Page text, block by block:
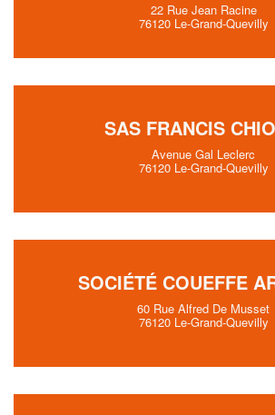
22 Rue Jean Racine
76120 Le-Grand-Quevilly
SAS FRANCIS
Avenue Gal Leclerc
76120 Le-Grand-Quevilly
SOCIÉTÉ COUEFFE
60 Rue Alfred De Musset
76120 Le-Grand-Quevilly